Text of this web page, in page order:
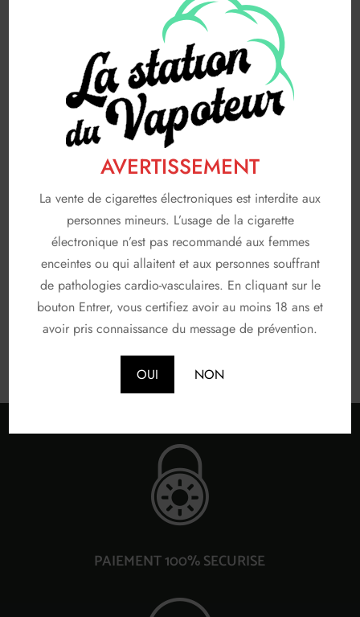
AVERTISSEMENT
La vente de cigarettes électroniques est interdite aux
personnes mineurs. L’usage de la cigarette
électronique n’est pas recommandé aux femmes
enceintes ou qui allaitent et aux personnes souffrant
de pathologies cardio-vasculaires. En cliquant sur le
bouton Entrer, vous certifiez avoir au moins 18 ans et
avoir pris connaissance du message de prévention.
OUI NON
Saveurs gourmandes 83
FABRICANTS 116
A & L 19
AVAP 5
FRUIZEE
LIQUIDEO
T JUICE 3
Non classé 26
En stock
PAIEMENT 100% SECURISE